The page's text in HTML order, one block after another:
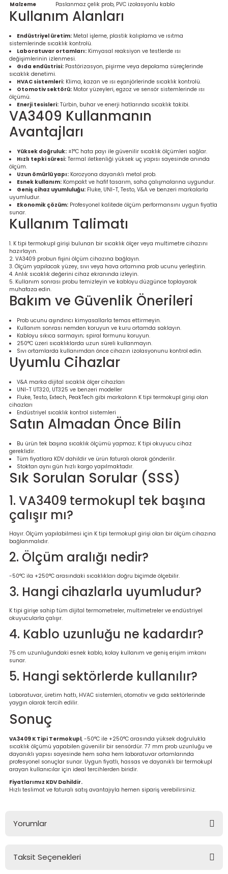
Cihazı
Malzeme
Paslanmaz çelik prob, PVC izolasyonlu kablo
Kullanım Alanları
Endüstriyel üretim: Metal işleme, plastik kalıplama ve ısıtma
sistemlerinde sıcaklık kontrolü.
Laboratuvar ortamları: Kimyasal reaksiyon ve testlerde ısı
değişimlerinin izlenmesi.
Gıda endüstrisi: Pastörizasyon, pişirme veya depolama süreçlerinde
sıcaklık denetimi.
HVAC sistemleri: Klima, kazan ve ısı eşanjörlerinde sıcaklık kontrolü.
Otomotiv sektörü: Motor yüzeyleri, egzoz ve sensör sistemlerinde ısı
ölçümü.
Enerji tesisleri: Türbin, buhar ve enerji hatlarında sıcaklık takibi.
VA3409 Kullanmanın
Avantajları
Yüksek doğruluk: ±1°C hata payı ile güvenilir sıcaklık ölçümleri sağlar.
Hızlı tepki süresi: Termal iletkenliği yüksek uç yapısı sayesinde anında
ölçüm.
Uzun ömürlü yapı: Korozyona dayanıklı metal prob.
Esnek kullanım: Kompakt ve hafif tasarım, saha çalışmalarına uygundur.
Geniş cihaz uyumluluğu: Fluke, UNI-T, Testo, V&A ve benzeri markalarla
uyumludur.
Ekonomik çözüm: Profesyonel kalitede ölçüm performansını uygun fiyatla
sunar.
Kullanım Talimatı
K tipi termokupl girişi bulunan bir sıcaklık ölçer veya multimetre cihazını
hazırlayın.
VA3409 probun fişini ölçüm cihazına bağlayın.
Ölçüm yapılacak yüzey, sıvı veya hava ortamına prob ucunu yerleştirin.
Anlık sıcaklık değerini cihaz ekranında izleyin.
Kullanım sonrası probu temizleyin ve kabloyu düzgünce toplayarak
muhafaza edin.
Bakım ve Güvenlik Önerileri
Prob ucunu aşındırıcı kimyasallarla temas ettirmeyin.
Kullanım sonrası nemden koruyun ve kuru ortamda saklayın.
Kabloyu sıkıca sarmayın; spiral formunu koruyun.
250°C üzeri sıcaklıklarda uzun süreli kullanmayın.
Sıvı ortamlarda kullanımdan önce cihazın izolasyonunu kontrol edin.
Uyumlu Cihazlar
V&A marka dijital sıcaklık ölçer cihazları
UNI-T UT320, UT325 ve benzeri modeller
Fluke, Testo, Extech, PeakTech gibi markaların K tipi termokupl girişi olan
cihazları
Endüstriyel sıcaklık kontrol sistemleri
Satın Almadan Önce Bilin
Bu ürün tek başına sıcaklık ölçümü yapmaz; K tipi okuyucu cihaz
gereklidir.
Tüm fiyatlara KDV dahildir ve ürün faturalı olarak gönderilir.
Stoktan aynı gün hızlı kargo yapılmaktadır.
Sık Sorulan Sorular (SSS)
1. VA3409 termokupl tek başına
çalışır mı?
Hayır. Ölçüm yapılabilmesi için K tipi termokupl girişi olan bir ölçüm cihazına
bağlanmalıdır.
2. Ölçüm aralığı nedir?
-50°C ila +250°C arasındaki sıcaklıkları doğru biçimde ölçebilir.
3. Hangi cihazlarla uyumludur?
K tipi girişe sahip tüm dijital termometreler, multimetreler ve endüstriyel
okuyucularla çalışır.
4. Kablo uzunluğu ne kadardır?
75 cm uzunluğundaki esnek kablo, kolay kullanım ve geniş erişim imkanı
sunar.
5. Hangi sektörlerde kullanılır?
Laboratuvar, üretim hattı, HVAC sistemleri, otomotiv ve gıda sektörlerinde
yaygın olarak tercih edilir.
Sonuç
VA3409 K Tipi Termokupl, -50°C ile +250°C arasında yüksek doğrulukla
sıcaklık ölçümü yapabilen güvenilir bir sensördür. 77 mm prob uzunluğu ve
dayanıklı yapısı sayesinde hem saha hem laboratuvar ortamlarında
profesyonel sonuçlar sunar. Uygun fiyatlı, hassas ve dayanıklı bir termokupl
arayan kullanıcılar için ideal tercihlerden biridir.
Fiyatlarımız KDV Dahildir.
Hızlı teslimat ve faturalı satış avantajıyla hemen sipariş verebilirsiniz.
Yorumlar
Bu ürüne ilk yorumu siz yapın!
Taksit Seçenekleri